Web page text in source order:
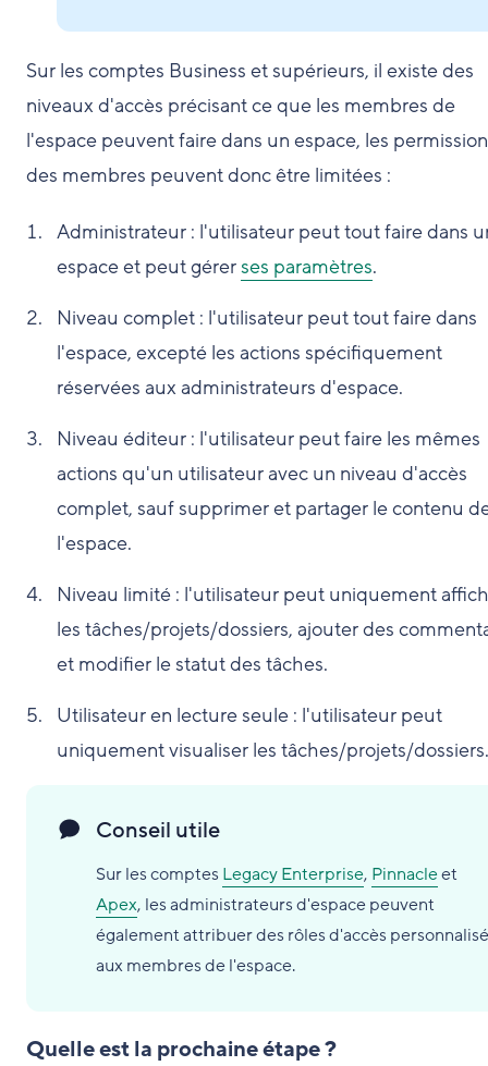
Sur les comptes Business et supérieurs, il existe des
niveaux d'accès précisant ce que les membres de
l'espace peuvent faire dans un espace, les
des membres peuvent donc être limitées :
Administrateur : l'utilisateur peut tout faire dans
espace et peut gérerses paramètres.
Niveau complet : l'utilisateur peut tout faire dans
l'espace, excepté les actions spécifiquement
réservées aux administrateurs d'espace.
Niveau éditeur : l'utilisateur peut faire les mêmes
actions qu'un utilisateur avec un niveau d'accès
complet, sauf supprimer et partager le contenu
l'espace.
Niveau limité : l'utilisateur peut uniquement
les tâches/projets/dossiers, ajouter des
et modifier le statut des tâches.
Utilisateur en lecture seule : l'utilisateur peut
uniquement visualiser les tâches/projets/dossiers.
Conseil utile
Sur les comptes Legacy Enterprise, Pinnacleet
Apex, les administrateurs d'espace peuvent
également attribuer des rôles d'accès
aux membres de l'espace.
Quelle est la prochaine étape ?